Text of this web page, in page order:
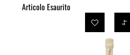
Articolo Esaurito